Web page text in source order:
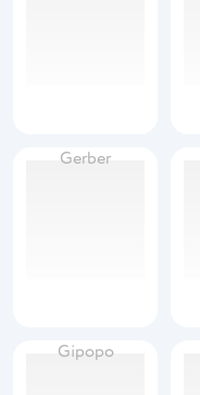
Gerber
Gipopo